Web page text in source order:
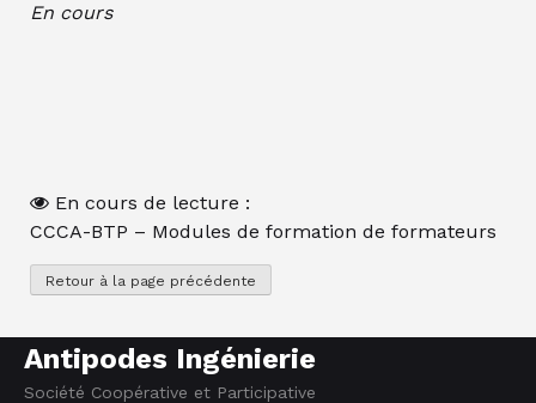
En cours
En cours de lecture :
CCCA-BTP – Modules de formation de formateurs
Antipodes Ingénierie
Société Coopérative et Participative